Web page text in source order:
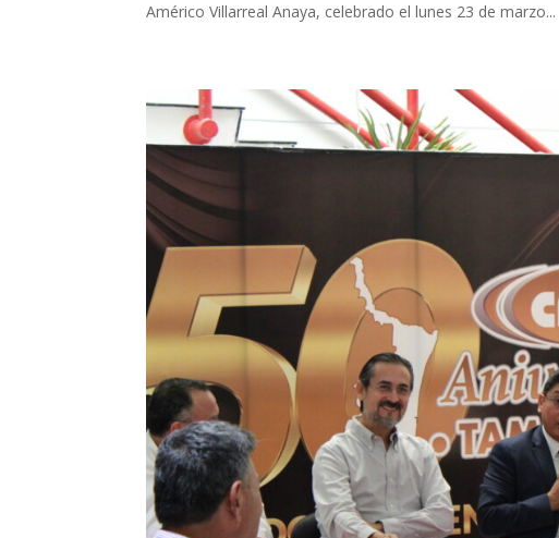
Américo Villarreal Anaya, celebrado el lunes 23 de marzo...